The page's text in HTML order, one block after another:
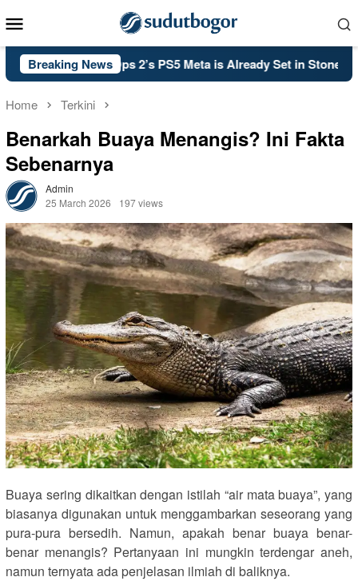
to
Menu
Breaking News
Black Ops 2’s PS5 Meta is Already Set in Stone
Home Terkini
Benarkah Buaya Menangis? Ini Fakta
Sebenarnya
Admin
25 March 2026
197 views
Buaya sering dikaitkan dengan istilah “air mata buaya”, yang
biasanya digunakan untuk menggambarkan seseorang yang
pura-pura bersedih. Namun, apakah benar buaya benar-
benar menangis? Pertanyaan ini mungkin terdengar aneh,
namun ternyata ada penjelasan ilmiah di baliknya.